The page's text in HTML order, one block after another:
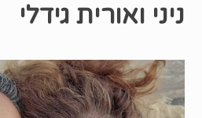
ניני ואורית גידלי